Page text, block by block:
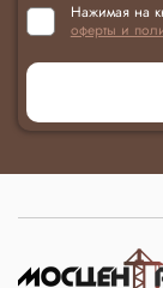
Нажимая на
оферты и